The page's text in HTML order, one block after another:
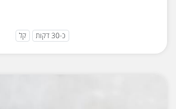
כ-30 דקות קל